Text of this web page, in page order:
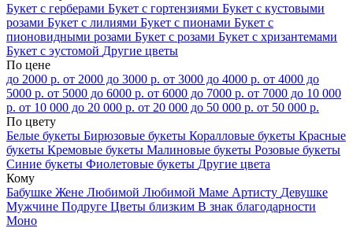
Букет с герберами Букет с гортензиями Букет с кустовыми
розами Букет с лилиями Букет с пионами Букет с
пионовидными розами Букет с розами Букет с хризантемами
Букет с эустомой Другие цветы
По цене
до 2000 р. от 2000 до 3000 р. от 3000 до 4000 р. от 4000 до
5000 р. от 5000 до 6000 р. от 6000 до 7000 р. от 7000 до 10 000
р. от 10 000 до 20 000 р. от 20 000 до 50 000 р. от 50 000 р.
По цвету
Белые букеты Бирюзовые букеты Коралловые букеты Красные
букеты Кремовые букеты Малиновые букеты Розовые букеты
Синие букеты Фиолетовые букеты Другие цвета
Кому
Бабушке Жене Любимой Любимой Маме Артисту Девушке
Мужчине Подруге Цветы близким В знак благодарности
Моно